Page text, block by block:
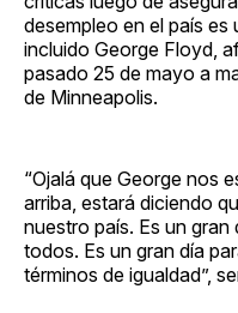
desempleo en el país
incluido George Floyd,
pasado 25 de mayo a
de Minneapolis.
“Ojalá que George nos
arriba, estará diciendo
nuestro país. Es un gran
todos. Es un gran día
términos de igualdad”,